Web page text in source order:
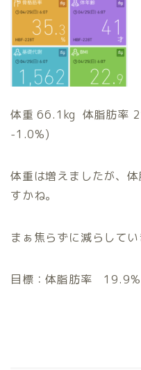
体重 66.1kg 体脂肪率
-1.0%)
体重は増えましたが、
すかね。
まぁ焦らずに減らして
目標：体脂肪率